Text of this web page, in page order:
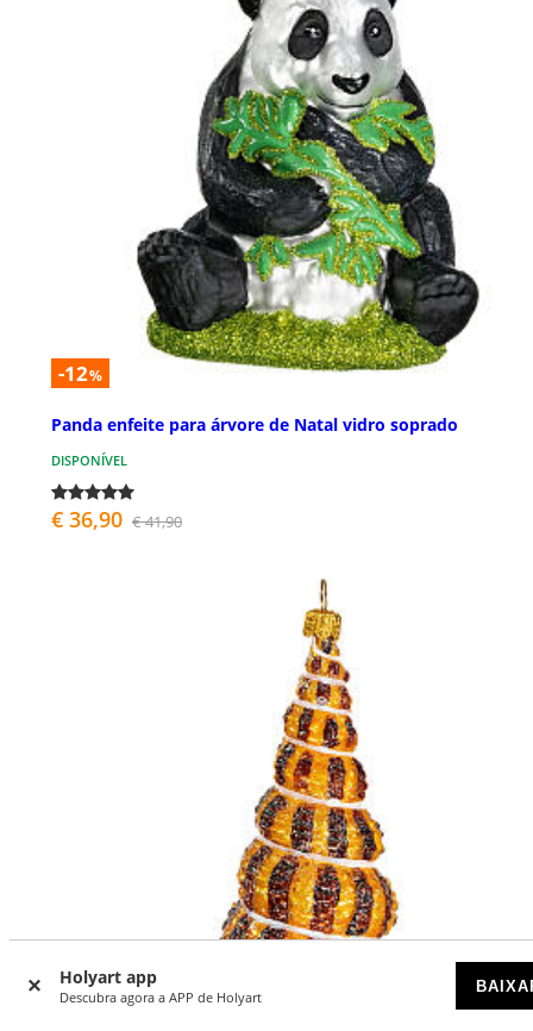
Holyart app
Descubra agora a APP de Holyart
-12%
Panda enfeite para árvore de Natal vidro soprado
DISPONÍVEL
€ 36,90 € 41,90